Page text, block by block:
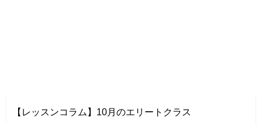
【レッスンコラム】10月のエリートクラス